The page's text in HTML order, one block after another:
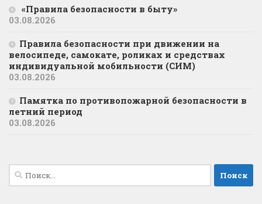
«Правила безопасности в быту»
03.08.2026
Правила безопасности при движении на
велосипеде, самокате, роликах и средствах
индивидуальной мобильности (СИМ)
03.08.2026
Памятка по противопожарной безопасности в
летний период
03.08.2026
Найти: